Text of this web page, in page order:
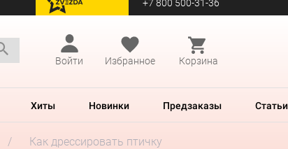
перейти на Zvezda +7 800 500-31-36
Войти
Избранное Корзина
Хиты Новинки Предзаказы Статьи
Как дрессировать птичку